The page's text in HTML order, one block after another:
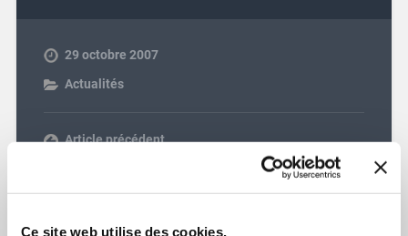
Ce site web utilise des cookies.
29 octobre 2007
Actualités
Article précédent